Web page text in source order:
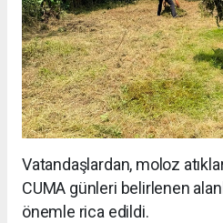
Vatandaşlardan, moloz
CUMA günleri belirlenen
önemle rica edildi.